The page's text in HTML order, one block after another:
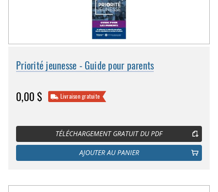
Priorité jeunesse - Guide pour parents
0,00 $ Livraison gratuite
TÉLÉCHARGEMENT GRATUIT DU PDF
AJOUTER AU PANIER